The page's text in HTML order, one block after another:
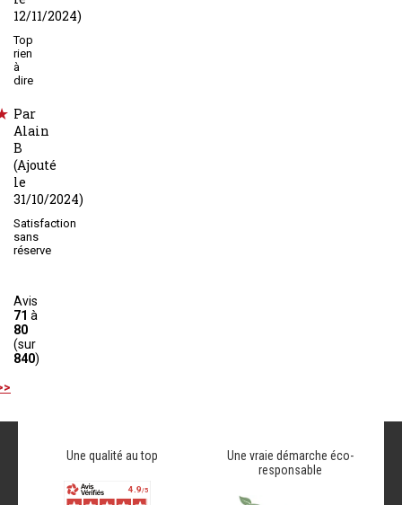
12/11/2024)
Top
rien
à
dire
Par
Alain
B
(Ajouté
le
31/10/2024)
Satisfaction
sans
réserve
Avis
71 à
80
(sur
840)
Une qualité au top
Une vraie démarche éco-
responsable